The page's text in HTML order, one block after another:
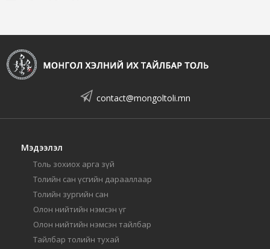
contact@mongoltoli.mn
Мэдээлэл
Толь зохиох арга зүй
Толийн сан үсгийн дарааллаар
Толийн зургийн сан
Олон нийтийн нэмсэн үг
Олон нийтийн нэмсэн тайлбар
Тайлбар толийн тухай